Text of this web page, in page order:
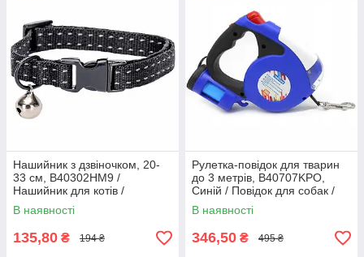
Нашийник з дзвіночком, 20-
33 см, B40302HM9 /
Нашийник для котів /
Нашийник водостійкий
В наявності
135,80 ₴ 194 ₴
Рулетка-повідок для тварин
до 3 метрів, B40707KPO,
Синій / Повідок для собак /
Автоматичний повідок
В наявності
346,50 ₴ 495 ₴